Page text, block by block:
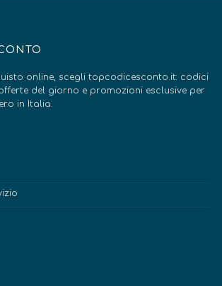
online, scegli topcodicesconto.it: codici
del giorno e promozioni esclusive per
in Italia.